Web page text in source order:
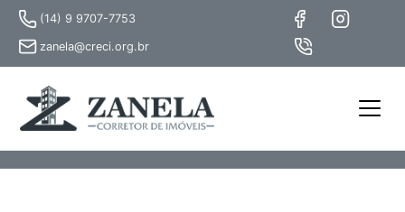
(14) 9 9707-7753
zanela@creci.org.br